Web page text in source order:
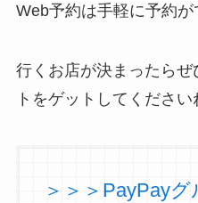
Web予約は手軽に予約が
行くお店が決まったら
トをゲットしてください
＞＞＞PayPay